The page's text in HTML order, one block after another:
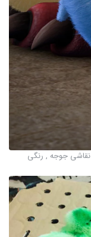
جوجه , رنگی